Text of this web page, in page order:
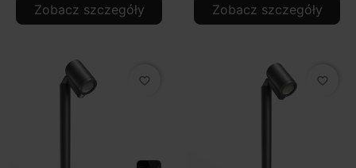
Zobacz szczegóły Zobacz szczegóły
favorite_border favorite_border